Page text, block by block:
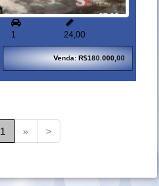
1

24,00
Venda: R$180.000,00
1 » >